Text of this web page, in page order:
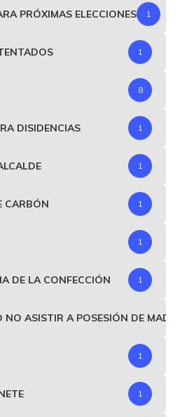
PRÓXIMAS ELECCIONES 1
1
8
DISIDENCIAS 1
1
CARBÓN 1
1
DE LA CONFECCIÓN 1
NO ASISTIR A POSESIÓN DE
1
1